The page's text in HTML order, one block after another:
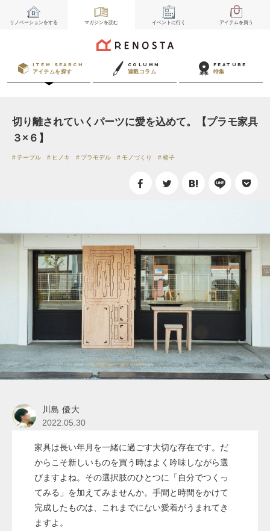
リノベーションをする マガジンを読む イベント に行く アイテムを買う
ITEM SEARCH
アイテムを探す
COLUMN
連載コラム
FEATURE
特集
切り離されていくパーツに愛を込めて。【プラモ家具
３×６】
テーブル ヒノキ プラモデル モノづくり 椅子
川島 優大
2022.05.30
家具は長い年月を一緒に過ごす大切な存在です。だ
からこそ新しいものを買う時はよく吟味しながら選
びますよね。その選択肢のひとつに「自分でつくっ
てみる」を加えてみませんか。手間と時間をかけて
完成したものは、これまでにない愛着がうまれてき
ますよ。